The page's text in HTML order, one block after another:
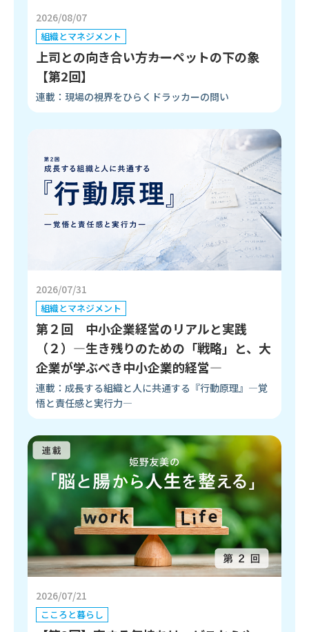
2026/08/07
組織とマネジメント
上司との向き合い方――カーペットの下の象
【第2回】
連載：現場の視界をひらくドラッカーの問い
2026/07/31
組織とマネジメント
第２回 中小企業経営のリアルと実践
（２）―生き残りのための「戦略」と、大
企業が学ぶべき中小企業的経営―
連載：成長する組織と人に共通する『行動原理』―覚
悟と責任感と実行力―
2026/07/21
こころと暮らし